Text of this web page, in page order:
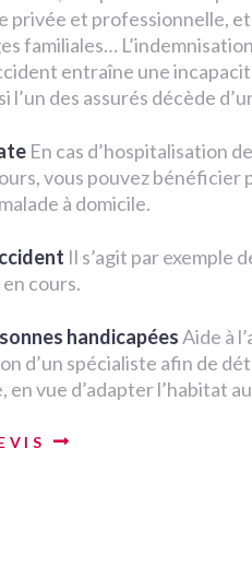
privée et professionnelle,
familiales…
entraîne une
l’un des assurés décède
En cas d’hospitalisation
vous pouvez bénéficier
à domicile.
Il s’agit par exemple
cours.
handicapéesAide à
d’un spécialiste afin de
en vue d’adapter l’habitat